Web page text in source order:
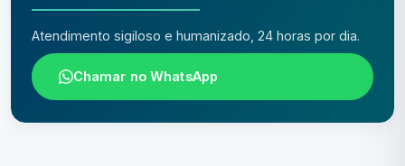
Atendimento sigiloso e humanizado, 24 horas por dia.
Chamar no WhatsApp